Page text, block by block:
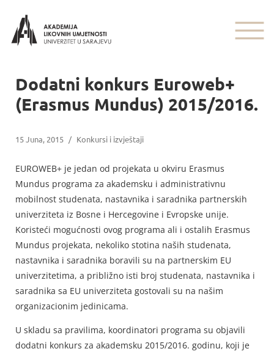
Dodatni konkurs Euroweb+
(Erasmus Mundus) 2015/2016.
15 Juna, 2015 / Konkursi i izvještaji
EUROWEB+ je jedan od projekata u okviru Erasmus
Mundus programa za akademsku i administrativnu
mobilnost studenata, nastavnika i saradnika partnerskih
univerziteta iz Bosne i Hercegovine i Evropske unije.
Koristeći mogućnosti ovog programa ali i ostalih Erasmus
Mundus projekata, nekoliko stotina naših studenata,
nastavnika i saradnika boravili su na partnerskim EU
univerzitetima, a približno isti broj studenata, nastavnika i
saradnika sa EU univerziteta gostovali su na našim
organizacionim jedinicama.
U skladu sa pravilima, koordinatori programa su objavili
dodatni konkurs za akademsku 2015/2016. godinu, koji je